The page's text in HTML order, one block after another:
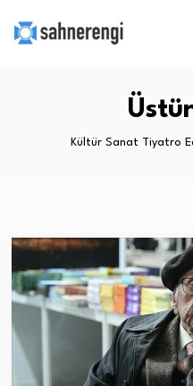
Kültür Sanat Tiyatro